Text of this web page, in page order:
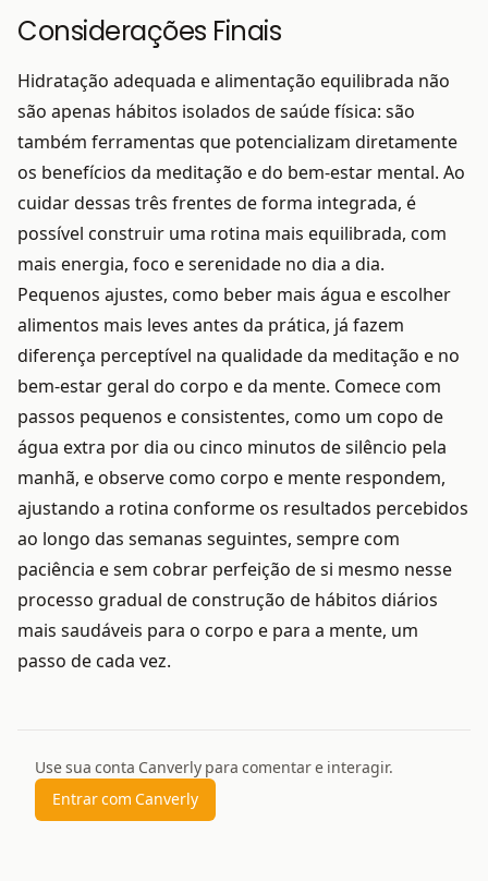
Considerações Finais
Hidratação adequada e alimentação equilibrada não
são apenas hábitos isolados de saúde física: são
também ferramentas que potencializam diretamente
os benefícios da meditação e do bem-estar mental. Ao
cuidar dessas três frentes de forma integrada, é
possível construir uma rotina mais equilibrada, com
mais energia, foco e serenidade no dia a dia.
Pequenos ajustes, como beber mais água e escolher
alimentos mais leves antes da prática, já fazem
diferença perceptível na qualidade da meditação e no
bem-estar geral do corpo e da mente. Comece com
passos pequenos e consistentes, como um copo de
água extra por dia ou cinco minutos de silêncio pela
manhã, e observe como corpo e mente respondem,
ajustando a rotina conforme os resultados percebidos
ao longo das semanas seguintes, sempre com
paciência e sem cobrar perfeição de si mesmo nesse
processo gradual de construção de hábitos diários
mais saudáveis para o corpo e para a mente, um
passo de cada vez.
Use sua conta Canverly para comentar e interagir.
Entrar com Canverly